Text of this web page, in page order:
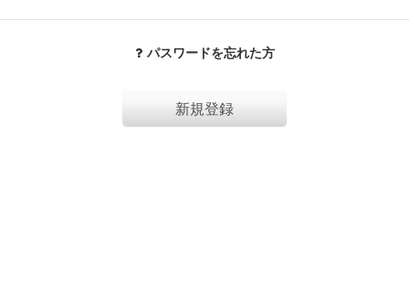
パスワードを忘れた方
新規登録